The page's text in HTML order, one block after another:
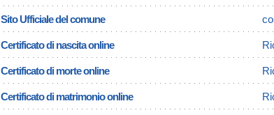
Sito Ufficiale del comune
Certificato di nascita online
Certificato di morte online
Certificato di matrimonio online